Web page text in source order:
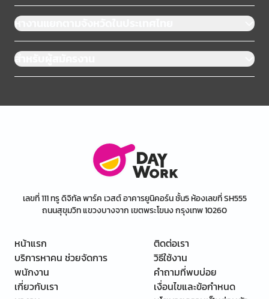
หางานแยกตามจังหวัดในประเทศไทย
สำหรับผู้สมัครงาน
เลขที่ 111 ทรู ดิจิทัล พาร์ค เวสต์ อาคารยูนิคอร์น ชั้น5 ห้องเลขที่ SH555
ถนนสุขุมวิท แขวงบางจาก เขตพระโขนง กรุงเทพ 10260
หน้าแรก
บริการหาคน ช่วยจัดการ
พนักงาน
เกี่ยวกับเรา
ติดต่อเรา
วิธีใช้งาน
คำถามที่พบบ่อย
เงื่อนไขและข้อกำหนด